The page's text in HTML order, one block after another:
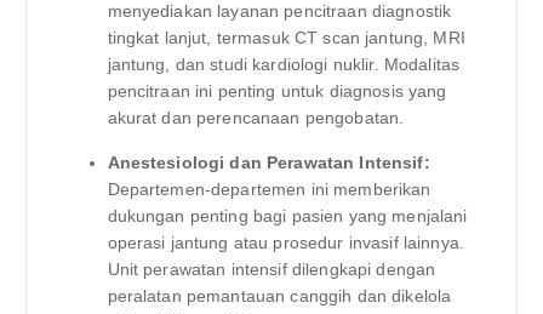
menyediakan layanan pencitraan diagnostik
tingkat lanjut, termasuk CT scan jantung, MRI
jantung, dan studi kardiologi nuklir. Modalitas
pencitraan ini penting untuk diagnosis yang
akurat dan perencanaan pengobatan.
Anestesiologi dan Perawatan Intensif:
Departemen-departemen ini memberikan
dukungan penting bagi pasien yang menjalani
operasi jantung atau prosedur invasif lainnya.
Unit perawatan intensif dilengkapi dengan
peralatan pemantauan canggih dan dikelola